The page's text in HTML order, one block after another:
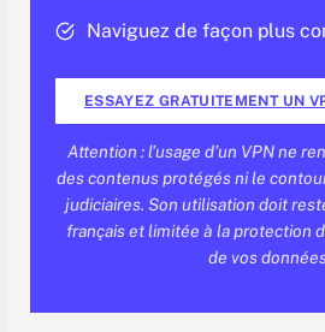
Naviguez de façon plus
ESSAYEZ GRATUITEMENT UN
Attention : l’usage d’un VPN ne
des contenus protégés ni le
judiciaires. Son utilisation doit
français et limitée à la protection
de vos